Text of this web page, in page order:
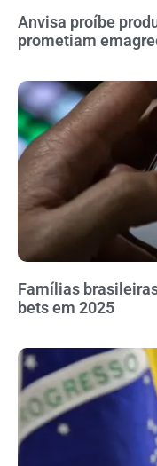
Anvisa proíbe
prometiam
Famílias
bets em 2025